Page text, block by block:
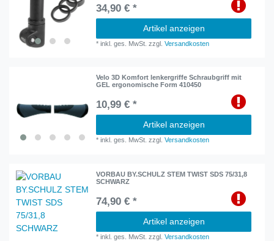
34,90 € *
Artikel anzeigen
*inkl. ges. MwSt. zzgl.Versandkosten
Velo 3D Komfort lenkergriffe Schraubgriff mit
GEL ergonomische Form 410450
10,99 € *
Artikel anzeigen
*inkl. ges. MwSt. zzgl.Versandkosten
VORBAU BY.SCHULZ STEM TWIST SDS 75/31,8
SCHWARZ
74,90 € *
Artikel anzeigen
*inkl. ges. MwSt. zzgl.Versandkosten